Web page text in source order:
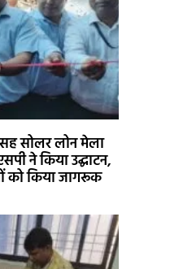
सोलर लोन मेला
ने किया उद्घाटन,
को किया जागरूक